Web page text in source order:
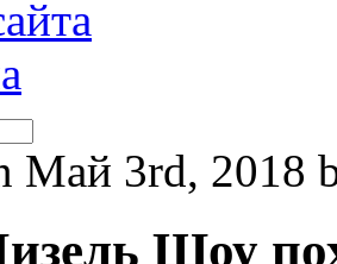
Май 3rd, 2018
Шоу